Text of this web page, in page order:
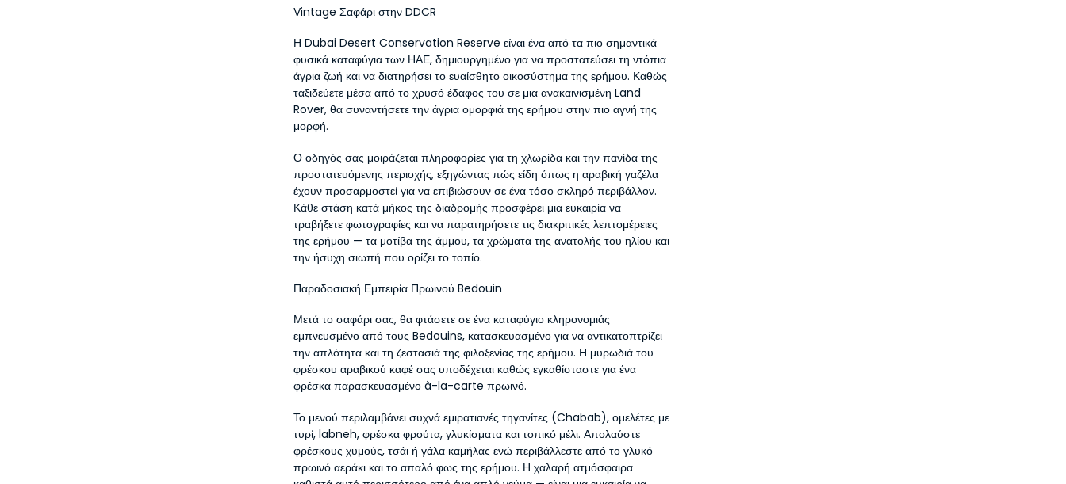
Vintage Σαφάρι στην DDCR
Η Dubai Desert Conservation Reserve είναι ένα από τα πιο σημαντικά
φυσικά καταφύγια των ΗΑΕ, δημιουργημένο για να προστατεύσει τη ντόπια
άγρια ζωή και να διατηρήσει το ευαίσθητο οικοσύστημα της ερήμου. Καθώς
ταξιδεύετε μέσα από το χρυσό έδαφος του σε μια ανακαινισμένη Land
Rover, θα συναντήσετε την άγρια ομορφιά της ερήμου στην πιο αγνή της
μορφή.
Ο οδηγός σας μοιράζεται πληροφορίες για τη χλωρίδα και την πανίδα της
προστατευόμενης περιοχής, εξηγώντας πώς είδη όπως η αραβική γαζέλα
έχουν προσαρμοστεί για να επιβιώσουν σε ένα τόσο σκληρό περιβάλλον.
Κάθε στάση κατά μήκος της διαδρομής προσφέρει μια ευκαιρία να
τραβήξετε φωτογραφίες και να παρατηρήσετε τις διακριτικές λεπτομέρειες
της ερήμου — τα μοτίβα της άμμου, τα χρώματα της ανατολής του ηλίου και
την ήσυχη σιωπή που ορίζει το τοπίο.
Παραδοσιακή Εμπειρία Πρωινού Bedouin
Μετά το σαφάρι σας, θα φτάσετε σε ένα καταφύγιο κληρονομιάς
εμπνευσμένο από τους Bedouins, κατασκευασμένο για να αντικατοπτρίζει
την απλότητα και τη ζεστασιά της φιλοξενίας της ερήμου. Η μυρωδιά του
φρέσκου αραβικού καφέ σας υποδέχεται καθώς εγκαθίσταστε για ένα
φρέσκα παρασκευασμένο à-la-carte πρωινό.
Το μενού περιλαμβάνει συχνά εμιρατιανές τηγανίτες (Chabab), ομελέτες με
τυρί, labneh, φρέσκα φρούτα, γλυκίσματα και τοπικό μέλι. Απολαύστε
φρέσκους χυμούς, τσάι ή γάλα καμήλας ενώ περιβάλλεστε από το γλυκό
πρωινό αεράκι και το απαλό φως της ερήμου. Η χαλαρή ατμόσφαιρα